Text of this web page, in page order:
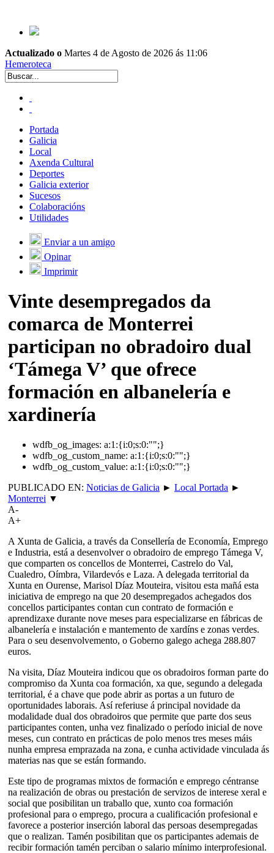
Actualizado o Martes 4 de Agosto de 2026 ás 11:06
Hemeroteca
Portada
Galicia
Local
Axenda Cultural
Deportes
Galicia exterior
Sucesos
Colaboracións
Utilidades
Enviar a un amigo
Opinar
Imprimir
Vinte desempregados da
comarca de Monterrei
participan no obradoiro dual
‘Támega V’ que ofrece
formación en albanelería e
xardinería
wdfb_og_images: a:1:{i:0;s:0:"";}
wdfb_og_custom_name: a:1:{i:0;s:0:"";}
wdfb_og_custom_value: a:1:{i:0;s:0:"";}
PUBLICADO EN: Noticias de Galicia ► Local Portada ►
Monterrei ▼
A-
A+
A Xunta de Galicia, a través da Consellería de Economía, Emprego
e Industria, está a desenvolver o obradoiro de emprego Támega V,
que comparten os concellos de Monterrei, Castrelo do Val,
Cualedro, Oímbra, Vilardevós e Laza. A delegada territorial da
Xunta en Ourense, Marisol Díaz Mouteira, visitou esta mañá esta
iniciativa de emprego na que 20 desempregados achegados dos
concellos participantes contan cun contrato de formación e
aprendizaxe durante nove meses para especializarse en fábricas de
albanelería e instalación e mantemento de xardíns e zonas verdes.
Para o seu desenvolvemento, o Goberno galego achega 288.807
euros.
Na visita, Díaz Mouteira indicou que os obradoiros forman parte do
compromiso da Xunta coa formación, xa que, segundo a delegada
territorial, é a chave que pode abrir as portas a un futuro de
oportunidades laborais. Así referiuse á principal novidade da
modalidade dual dos obradoiros que permite que parte dos seus
participantes conten, unha vez finalizado o período inicial de nove
meses, cun contrato en prácticas de polo menos tres meses máis
nunha empresa emprazada na zona, e cunha actividade vinculada ás
materias nas que se están formando.
Este tipo de programas mixtos de formación e emprego céntranse
na realización de obras ou prestación de servizos de interese xeral e
social que posibilitan un traballo que, xunto coa formación
profesional para o emprego, procura a cualificación profesional e
favorece a posterior inserción laboral das persoas desempregadas
que o realizan. Tamén posibilitan que os participantes ademais de
recibir formación tamén perciban o salario mínimo interprofesional.